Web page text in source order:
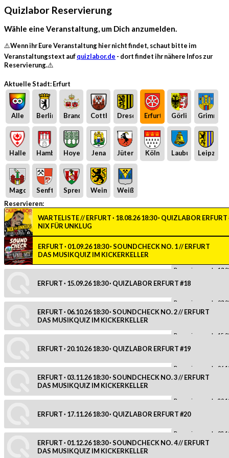
Quizlabor Reservierung
Wähle eine Veranstaltung, um Dich anzumelden.
⚠️Wenn ihr Eure Veranstaltung hier nicht findet, schaut bitte im
Veranstaltungstext aufquizlabor.de - dort findet ihr nähere Infos zur
Reservierung.⚠️
Aktuelle Stadt: Erfurt
Alle Berlin Brandenburg
Cottbus Dresden Erfurt Görlitz Grimma
Halle HamburgHoyerswerda
Jena JüterbogKöln LaubuschLeipzig
MagdeburgSenftenbergSprembergWeimar
Weißwasser
Reservieren:
WARTELISTE // ERFURT · 18.08.26 18:30 · QUIZLABOR ERFURT
NIX FÜR UNKLUG
ERFURT · 01.09.26 18:30 · SOUNDCHECK NO. 1 // ERFURT
DAS MUSIKQUIZ IM KICKERKELLER
Reservierung ab:
ERFURT · 15.09.26 18:30 · QUIZLABOR ERFURT #18
Reservierung ab:
ERFURT · 06.10.26 18:30 · SOUNDCHECK NO. 2 // ERFURT
DAS MUSIKQUIZ IM KICKERKELLER
Reservierung ab:
ERFURT · 20.10.26 18:30 · QUIZLABOR ERFURT #19
Reservierung ab:
ERFURT · 03.11.26 18:30 · SOUNDCHECK NO. 3 // ERFURT
DAS MUSIKQUIZ IM KICKERKELLER
Reservierung ab:
ERFURT · 17.11.26 18:30 · QUIZLABOR ERFURT #20
Reservierung ab:
ERFURT · 01.12.26 18:30 · SOUNDCHECK NO. 4 // ERFURT
DAS MUSIKQUIZ IM KICKERKELLER